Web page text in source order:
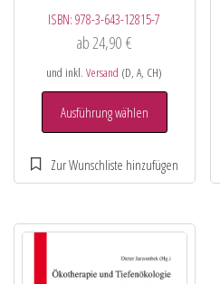
ISBN:978-3-643-12815-7
ab24,90€
und inkl.Versand (D, A, CH)
Ausführung wählen